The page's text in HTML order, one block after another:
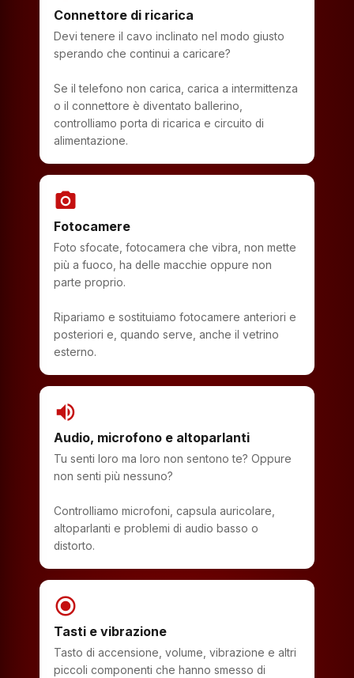
Connettore di ricarica
Devi tenere il cavo inclinato nel modo giusto
sperando che continui a caricare?
Se il telefono non carica, carica a intermittenza
o il connettore è diventato ballerino,
controlliamo porta di ricarica e circuito di
alimentazione.
photo_camera
Fotocamere
Foto sfocate, fotocamera che vibra, non mette
più a fuoco, ha delle macchie oppure non
parte proprio.
Ripariamo e sostituiamo fotocamere anteriori e
posteriori e, quando serve, anche il vetrino
esterno.
volume_up
Audio, microfono e altoparlanti
Tu senti loro ma loro non sentono te? Oppure
non senti più nessuno?
Controlliamo microfoni, capsula auricolare,
altoparlanti e problemi di audio basso o
distorto.
radio_button_checked
Tasti e vibrazione
Tasto di accensione, volume, vibrazione e altri
piccoli componenti che hanno smesso di